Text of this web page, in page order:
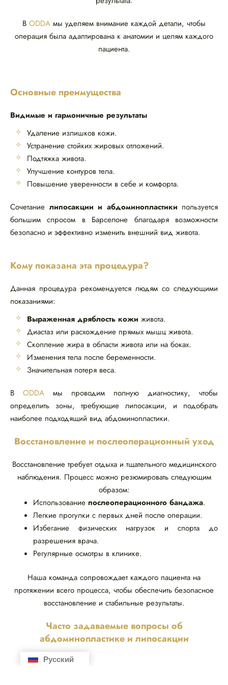
В ODDA мы уделяем внимание каждой детали, чтобы
операция была адаптирована к анатомии и целям каждого
пациента.
Основные преимущества
Видимые и гармоничные результаты
Удаление излишков кожи.
Устранение стойких жировых отложений.
Подтяжка живота.
Улучшение контуров тела.
Повышение уверенности в себе и комфорта.
Сочетание липосакции и абдоминопластики пользуется
большим спросом в Барселоне благодаря возможности
безопасно и эффективно изменить внешний вид живота.
Кому показана эта процедура?
Данная процедура рекомендуется людям со следующими
показаниями:
Выраженная дряблость кожи живота.
Диастаз или расхождение прямых мышц живота.
Скопление жира в области живота или на боках.
Изменения тела после беременности.
Значительная потеря веса.
В ODDA мы проводим полную диагностику, чтобы
определить зоны, требующие липосакции, и подобрать
наиболее подходящий вид абдоминопластики.
Восстановление и послеоперационный уход
Восстановление требует отдыха и тщательного медицинского
наблюдения. Процесс можно резюмировать следующим
образом:
Использование послеоперационного бандажа.
Легкие прогулки с первых дней после операции.
Избегание физических нагрузок и спорта до
разрешения врача.
Регулярные осмотры в клинике.
Наша команда сопровождает каждого пациента на
протяжении всего процесса, чтобы обеспечить безопасное
восстановление и стабильные результаты.
Часто задаваемые вопросы об
абдоминопластике и липосакции
Русский
Español